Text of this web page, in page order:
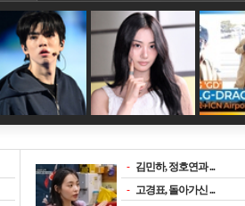
- 김민하, 정호연과 ...
- 고경표, 돌아가신 ...